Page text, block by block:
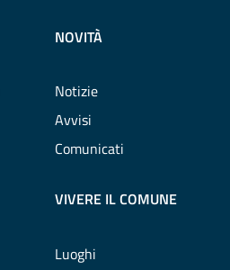
NOVITÀ
Notizie
Avvisi
Comunicati
VIVERE IL COMUNE
Luoghi